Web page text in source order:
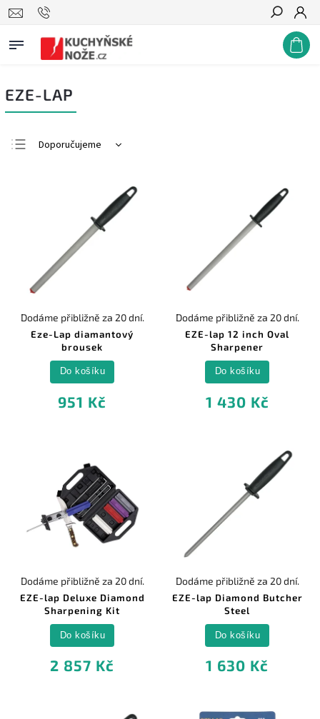
Hledat
EZE-LAP
Doporučujeme
Nejprodávanější
Abecedně
Eze-Lap diamantový
brousek
Dodáme přibližně za 20 dní.
951 Kč
Do košíku
EZE-lap 12 inch Oval
Sharpener
Dodáme přibližně za 20 dní.
1 430 Kč
Do košíku
EZE-lap Deluxe Diamond
Sharpening Kit
Dodáme přibližně za 20 dní.
2 857 Kč
Do košíku
EZE-lap Diamond Butcher
Steel
Dodáme přibližně za 20 dní.
1 630 Kč
Do košíku